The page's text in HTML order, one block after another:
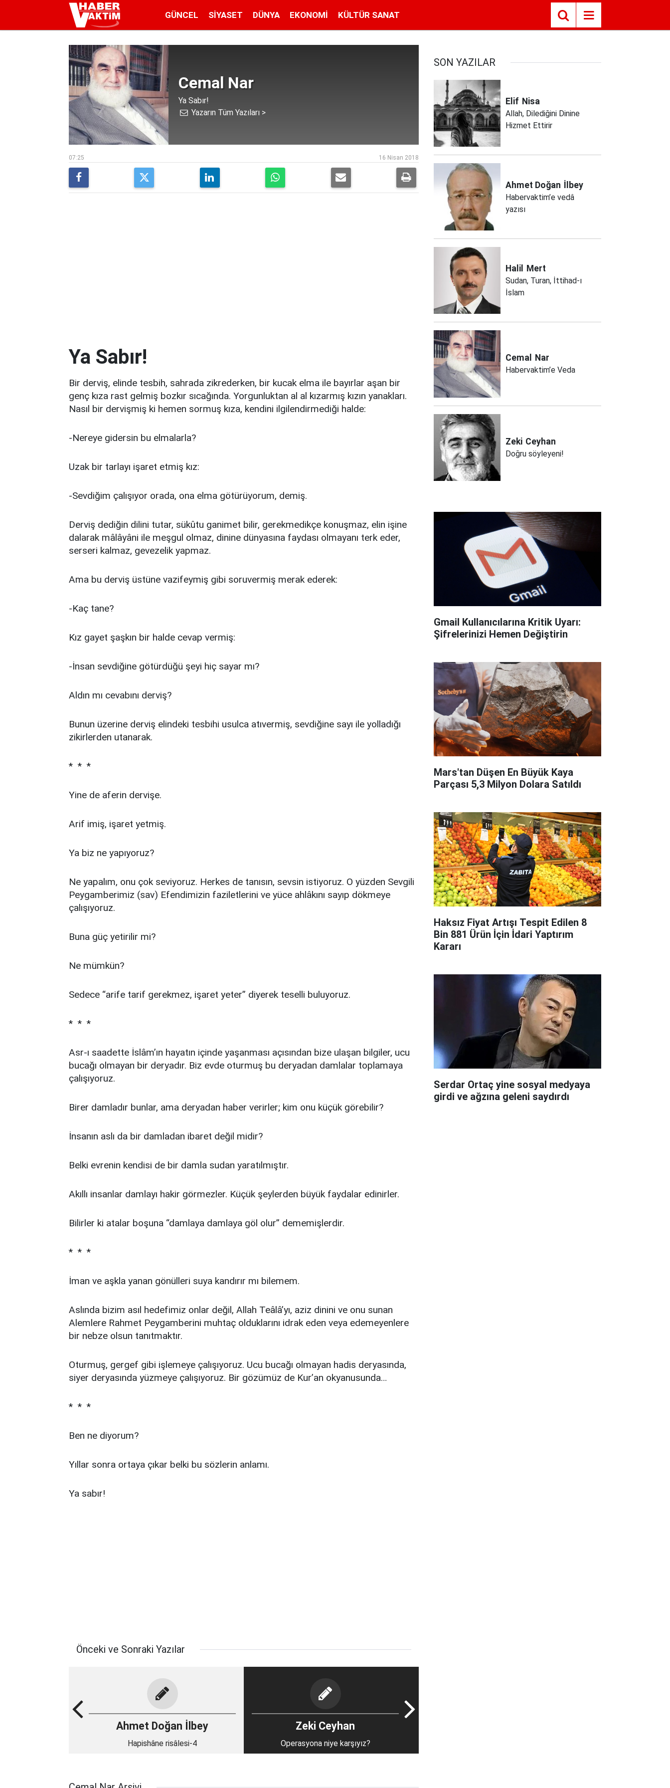
GÜNCEL SIYASET DÜNYA EKONOMI KÜLTÜR SANAT
Cemal Nar
Ya Sabır!
Yazarın Tüm Yazıları >
07:25 16 Nisan 2018
Ya Sabır!
Bir derviş, elinde tesbih, sahrada zikrederken, bir kucak elma ile bayırlar aşan bir
genç kıza rast gelmiş bozkır sıcağında. Yorgunluktan al al kızarmış kızın yanakları.
Nasıl bir dervişmiş ki hemen sormuş kıza, kendini ilgilendirmediği halde:
-Nereye gidersin bu elmalarla?
Uzak bir tarlayı işaret etmiş kız:
-Sevdiğim çalışıyor orada, ona elma götürüyorum, demiş.
Derviş dediğin dilini tutar, sükûtu ganimet bilir, gerekmedikçe konuşmaz, elin işine
dalarak mâlâyâni ile meşgul olmaz, dinine dünyasına faydası olmayanı terk eder,
serseri kalmaz, gevezelik yapmaz.
Ama bu derviş üstüne vazifeymiş gibi soruvermiş merak ederek:
-Kaç tane?
Kız gayet şaşkın bir halde cevap vermiş:
-İnsan sevdiğine götürdüğü şeyi hiç sayar mı?
Aldın mı cevabını derviş?
Bunun üzerine derviş elindeki tesbihi usulca atıvermiş, sevdiğine sayı ile yolladığı
zikirlerden utanarak.
* * *
Yine de aferin dervişe.
Arif imiş, işaret yetmiş.
Ya biz ne yapıyoruz?
Ne yapalım, onu çok seviyoruz. Herkes de tanısın, sevsin istiyoruz. O yüzden Sevgili
Peygamberimiz (sav) Efendimizin faziletlerini ve yüce ahlâkını sayıp dökmeye
çalışıyoruz.
Buna güç yetirilir mi?
Ne mümkün?
Sedece “arife tarif gerekmez, işaret yeter” diyerek teselli buluyoruz.
* * *
Asr-ı saadette İslâm’ın hayatın içinde yaşanması açısından bize ulaşan bilgiler, ucu
bucağı olmayan bir deryadır. Biz evde oturmuş bu deryadan damlalar toplamaya
çalışıyoruz.
Birer damladır bunlar, ama deryadan haber verirler; kim onu küçük görebilir?
İnsanın aslı da bir damladan ibaret değil midir?
Belki evrenin kendisi de bir damla sudan yaratılmıştır.
Akıllı insanlar damlayı hakir görmezler. Küçük şeylerden büyük faydalar edinirler.
Bilirler ki atalar boşuna “damlaya damlaya göl olur” dememişlerdir.
* * *
İman ve aşkla yanan gönülleri suya kandırır mı bilemem.
Aslında bizim asıl hedefimiz onlar değil, Allah Teâlâ’yı, aziz dinini ve onu sunan
Alemlere Rahmet Peygamberini muhtaç olduklarını idrak eden veya edemeyenlere
bir nebze olsun tanıtmaktır.
Oturmuş, gergef gibi işlemeye çalışıyoruz. Ucu bucağı olmayan hadis deryasında,
siyer deryasında yüzmeye çalışıyoruz. Bir gözümüz de Kur’an okyanusunda…
* * *
Ben ne diyorum?
Yıllar sonra ortaya çıkar belki bu sözlerin anlamı.
Ya sabır!
Önceki ve Sonraki Yazılar
Ahmet Doğan İlbey
Hapishâne risâlesi-4
Zeki Ceyhan
Operasyona niye karşıyız?
SON YAZILAR
Elif Nisa
Allah, Dilediğini Dinine
Hizmet Ettirir
Ahmet Doğan İlbey
Habervaktim’e vedâ
yazısı
Halil Mert
Sudan, Turan, İttihad-ı
İslam
Cemal Nar
Habervaktim’e Veda
Zeki Ceyhan
Doğru söyleyeni!
Gmail Kullanıcılarına Kritik Uyarı:
Şifrelerinizi Hemen Değiştirin
Mars'tan Düşen En Büyük Kaya
Parçası 5,3 Milyon Dolara Satıldı
Haksız Fiyat Artışı Tespit Edilen 8
Bin 881 Ürün İçin İdari Yaptırım
Kararı
Serdar Ortaç yine sosyal medyaya
girdi ve ağzına geleni saydırdı